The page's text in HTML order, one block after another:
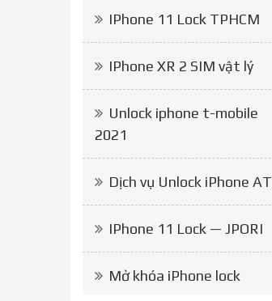
IPhone 11 Lock TPHCM
IPhone XR 2 SIM vật lý
Unlock iphone t-mobile
2021
Dịch vụ Unlock iPhone AT
IPhone 11 Lock — JPORI
Mở khóa iPhone lock